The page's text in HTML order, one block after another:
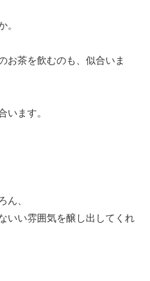
。
お茶を飲むのも、似合いま
います。
ん、
いい雰囲気を醸し出してくれ